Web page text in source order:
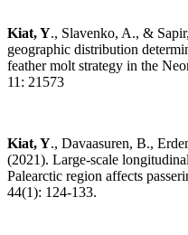
Kiat, Y., Slavenko, A., &
geographic distribution
feather molt strategy in the
11: 21573
Kiat, Y., Davaasuren, B.,
(2021). ​Large-scale
Palearctic region affects
44(1): 124-133.